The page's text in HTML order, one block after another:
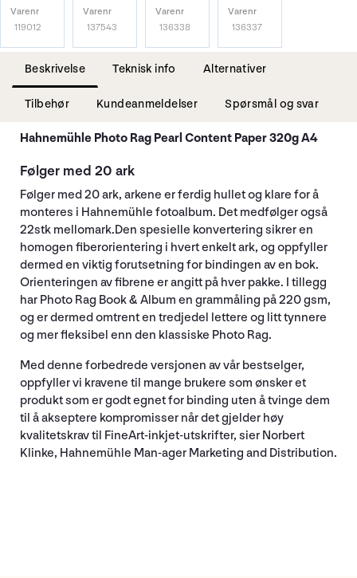
Varenr
119012
Varenr
137543
Varenr
136338
Varenr
136337
Beskrivelse Teknisk info Alternativer
Tilbehør Kundeanmeldelser Spørsmål og svar
Hahnemühle Photo Rag Pearl Content Paper 320g A4
Følger med 20 ark
Følger med 20 ark, arkene er ferdig hullet og klare for å
monteres i Hahnemühle fotoalbum. Det medfølger også
22stk mellomark.Den spesielle konvertering sikrer en
homogen fiberorientering i hvert enkelt ark, og oppfyller
dermed en viktig forutsetning for bindingen av en bok.
Orienteringen av fibrene er angitt på hver pakke. I tillegg
har Photo Rag Book & Album en grammåling på 220 gsm,
og er dermed omtrent en tredjedel lettere og litt tynnere
og mer fleksibel enn den klassiske Photo Rag.
Med denne forbedrede versjonen av vår bestselger,
oppfyller vi kravene til mange brukere som ønsker et
produkt som er godt egnet for binding uten å tvinge dem
til å akseptere kompromisser når det gjelder høy
kvalitetskrav til FineArt-inkjet-utskrifter, sier Norbert
Klinke, Hahnemühle Man-ager Marketing and Distribution.